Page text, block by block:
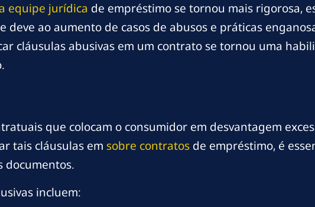
equipe jurídica de empréstimo se tornou mais rigorosa,
deve ao aumento de casos de abusos e práticas
cláusulas abusivas em um contrato se tornou uma
que colocam o consumidor em desvantagem
tais cláusulas em sobre contratos de empréstimo, é
documentos.
incluem: